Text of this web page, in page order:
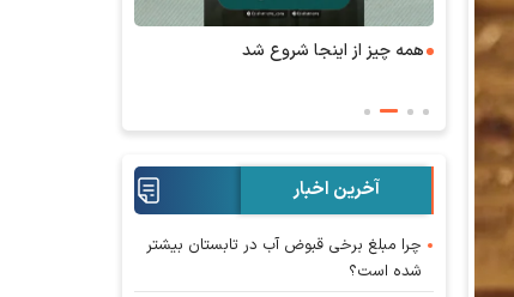
طرح رسیدگی به تخلفات حوزه صوت و‌ تصویر چه
آخرین اخبار
چرا مبلغ برخی قبوض آب در تابستان بیشتر
شده است؟